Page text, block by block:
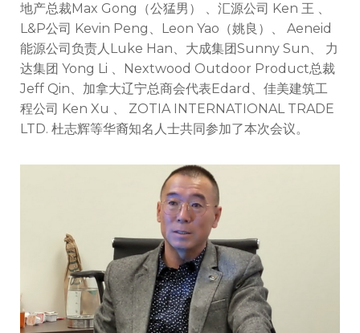
地产总裁Max Gong（公猛男） 、汇源公司 Ken 王 、
L&P公司 Kevin Peng、Leon Yao（姚良）、 Aeneid
能源公司负责人Luke Han、大成集团Sunny Sun、 力
达集团 Yong Li 、Nextwood Outdoor Product总裁
Jeff Qin、加拿大辽宁总商会代表Edard、佳美建筑工
程公司 Ken Xu 、 ZOTIA INTERNATIONAL TRADE
LTD. 杜志辉等华裔知名人士共同参加了本次会议。